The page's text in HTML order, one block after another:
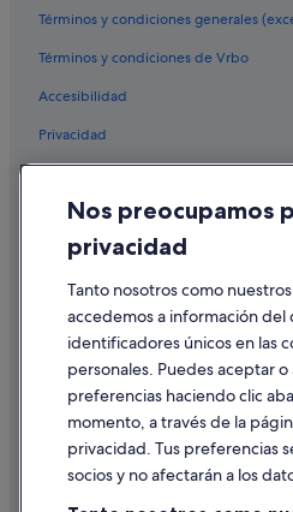
Términos y condiciones generales
Términos y condiciones de Vrbo
Accesibilidad
Privacidad
Condiciones de uso
Información legal/contacto
Pautas sobre el contenido y cómo
Ayuda
Cancelar un vuelo
Cancelar una reserva de hotel o de un
Nos preocupamos
privacidad
Tanto nosotros como nuestros
accedemos a información del
identificadores únicos en las
personales. Puedes aceptar
preferencias haciendo clic
momento, a través de la
privacidad. Tus preferencias
socios y no afectarán a los